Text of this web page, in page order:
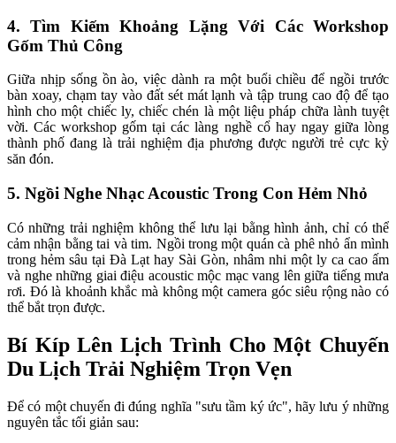
4. Tìm Kiếm Khoảng Lặng Với Các Workshop
Gốm Thủ Công
Giữa nhịp sống ồn ào, việc dành ra một buổi chiều để ngồi trước
bàn xoay, chạm tay vào đất sét mát lạnh và tập trung cao độ để tạo
hình cho một chiếc ly, chiếc chén là một liệu pháp chữa lành tuyệt
vời. Các workshop gốm tại các làng nghề cổ hay ngay giữa lòng
thành phố đang là trải nghiệm địa phương được người trẻ cực kỳ
săn đón.
5. Ngồi Nghe Nhạc Acoustic Trong Con Hẻm Nhỏ
Có những trải nghiệm không thể lưu lại bằng hình ảnh, chỉ có thể
cảm nhận bằng tai và tim. Ngồi trong một quán cà phê nhỏ ẩn mình
trong hẻm sâu tại Đà Lạt hay Sài Gòn, nhâm nhi một ly ca cao ấm
và nghe những giai điệu acoustic mộc mạc vang lên giữa tiếng mưa
rơi. Đó là khoảnh khắc mà không một camera góc siêu rộng nào có
thể bắt trọn được.
Bí Kíp Lên Lịch Trình Cho Một Chuyến
Du Lịch Trải Nghiệm Trọn Vẹn
Để có một chuyến đi đúng nghĩa "sưu tầm ký ức", hãy lưu ý những
nguyên tắc tối giản sau: